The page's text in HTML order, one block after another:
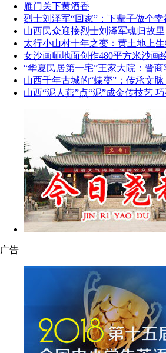
雁门关下黄酒香
烈士刘泽军“回家”：下辈子做个
山西民众迎接烈士刘泽军魂归故里
太行小山村十年之变：黄土地上
女沙画师地面创作480平方米沙画
“华夏民居第一宅”王家大院：晋
山西千年古城的“蝶变”：传承文
山西“泥人燕”点“泥”成金传技艺
广告